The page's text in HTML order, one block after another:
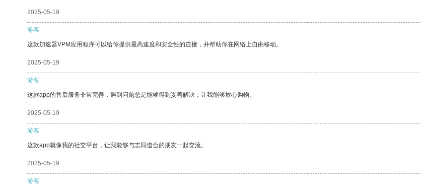
2025-05-19
游客
这款加速器VPM应用程序可以给你提供最高速度和安全性的连接，并帮助你在网络上自由移动。
2025-05-19
游客
这款app的售后服务非常完善，遇到问题总是能够得到妥善解决，让我能够放心购物。
2025-05-19
游客
这款app就像我的社交平台，让我能够与志同道合的朋友一起交流。
2025-05-19
游客